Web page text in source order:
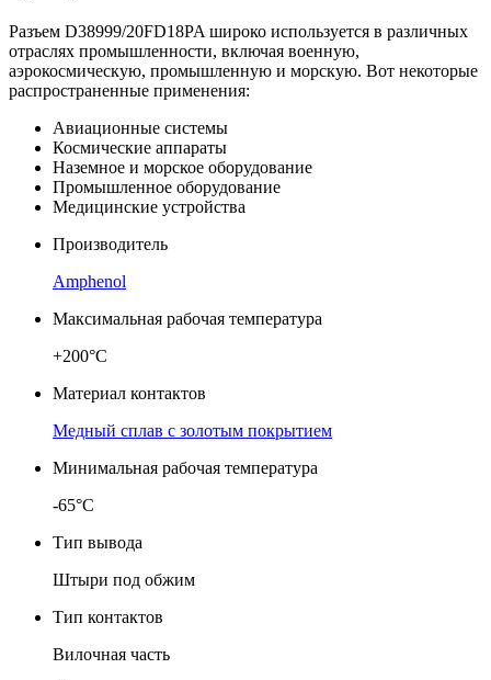
Разъем D38999/20FD18PA широко используется в различных
отраслях промышленности, включая военную,
аэрокосмическую, промышленную и морскую. Вот некоторые
распространенные применения:
Авиационные системы
Космические аппараты
Наземное и морское оборудование
Промышленное оборудование
Медицинские устройства
Производитель
Amphenol
Максимальная рабочая температура
+200°C
Материал контактов
Медный сплав с золотым покрытием
Минимальная рабочая температура
-65°C
Тип вывода
Штыри под обжим
Тип контактов
Вилочная часть